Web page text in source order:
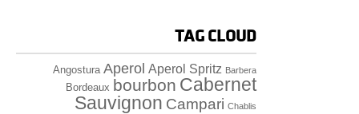
TAG CLOUD
Angostura Aperol Aperol Spritz Barbera
Bordeaux bourbon Cabernet
Sauvignon Campari Chablis